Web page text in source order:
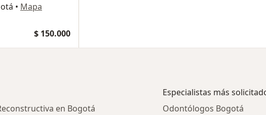
• Mapa
$ 150.000
en Bogotá
Especialistas más
Odontólogos Bogotá